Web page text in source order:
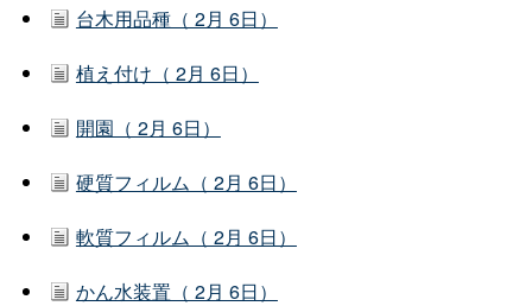
台木用品種（ 2月 6日）
植え付け（ 2月 6日）
開園（ 2月 6日）
硬質フィルム（ 2月 6日）
軟質フィルム（ 2月 6日）
かん水装置（ 2月 6日）